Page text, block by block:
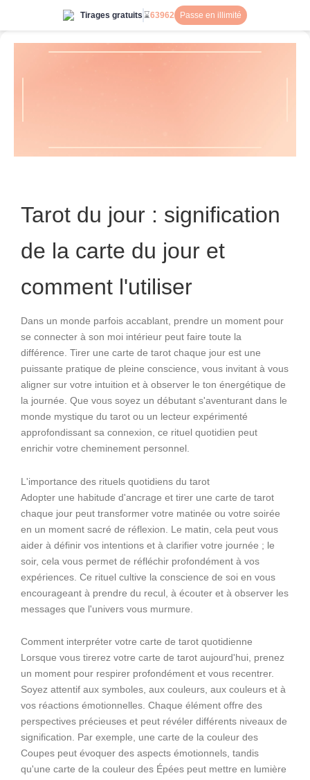
Tirages gratuits ⌛63962 Passe en illimité
Tarot du jour : signification
de la carte du jour et
comment l'utiliser
Dans un monde parfois accablant, prendre un moment pour
se connecter à son moi intérieur peut faire toute la
différence. Tirer une carte de tarot chaque jour est une
puissante pratique de pleine conscience, vous invitant à vous
aligner sur votre intuition et à observer le ton énergétique de
la journée. Que vous soyez un débutant s'aventurant dans le
monde mystique du tarot ou un lecteur expérimenté
approfondissant sa connexion, ce rituel quotidien peut
enrichir votre cheminement personnel.
L'importance des rituels quotidiens du tarot
Adopter une habitude d'ancrage et tirer une carte de tarot
chaque jour peut transformer votre matinée ou votre soirée
en un moment sacré de réflexion. Le matin, cela peut vous
aider à définir vos intentions et à clarifier votre journée ; le
soir, cela vous permet de réfléchir profondément à vos
expériences. Ce rituel cultive la conscience de soi en vous
encourageant à prendre du recul, à écouter et à observer les
messages que l'univers vous murmure.
Comment interpréter votre carte de tarot quotidienne
Lorsque vous tirerez votre carte de tarot aujourd'hui, prenez
un moment pour respirer profondément et vous recentrer.
Soyez attentif aux symboles, aux couleurs, aux couleurs et à
vos réactions émotionnelles. Chaque élément offre des
perspectives précieuses et peut révéler différents niveaux de
signification. Par exemple, une carte de la couleur des
Coupes peut évoquer des aspects émotionnels, tandis
qu'une carte de la couleur des Épées peut mettre en lumière